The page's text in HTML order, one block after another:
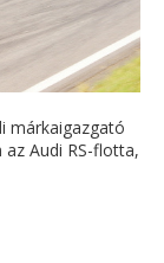
márkaigazgató
Audi RS-flotta,